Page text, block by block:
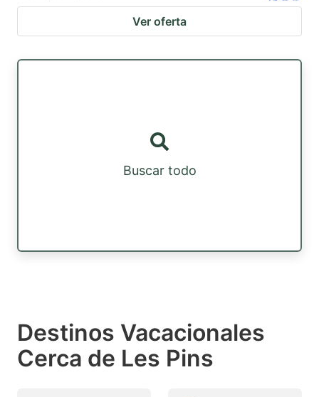
Ver oferta
Buscar todo
Destinos Vacacionales
Cerca de Les Pins